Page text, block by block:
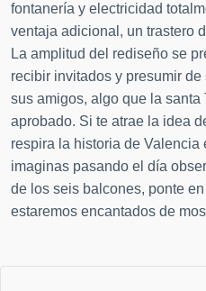
fontanería y electricidad
ventaja adicional, un trastero
La amplitud del rediseño se
recibir invitados y presumir
sus amigos, algo que la santa
aprobado. Si te atrae la idea
respira la historia de Valencia
imaginas pasando el día
de los seis balcones, ponte
estaremos encantados de